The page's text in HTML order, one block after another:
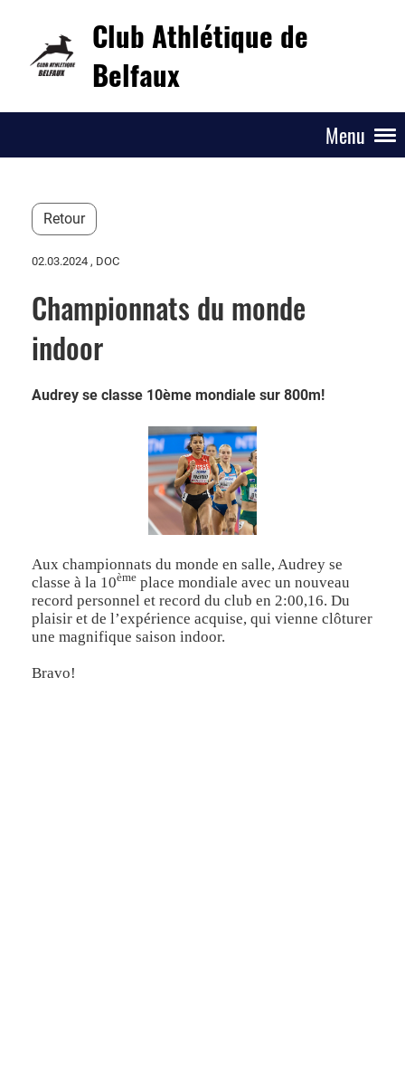
Club Athlétique de
Belfaux
Menu
Retour
02.03.2024 , DOC
Championnats du monde
indoor
Audrey se classe 10ème mondiale sur 800m!
Aux championnats du monde en salle, Audrey se
classe à la 10ème place mondiale avec un nouveau
record personnel et record du club en 2:00,16. Du
plaisir et de l’expérience acquise, qui vienne clôturer
une magnifique saison indoor.
Bravo!